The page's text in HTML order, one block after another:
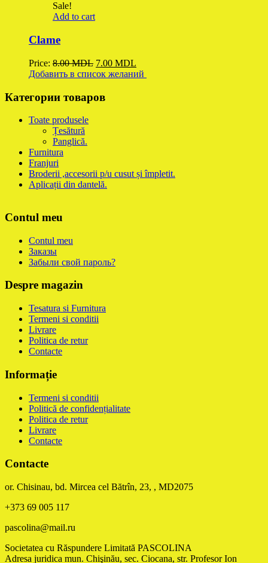
Sale!
Add to cart
Clame
Price: 8.00MDL Original
price
8.00 MDL.
7.00 MDL
price
Добавить в список желаний
Категории товаров
Toate produsele
Țesătură
Panglică.
Furnitura
Franjuri
Broderii ,accesorii p/u cusut și împletit.
Aplicații din dantelă.
Contul meu
Contul meu
Заказы
Забыли свой пароль?
Despre magazin
Tesatura si Furnitura
Termeni si conditii
Livrare
Politica de retur
Contacte
Informație
Termeni si conditii
Politică de confidențialitate
Politica de retur
Livrare
Contacte
Contacte
or. Chisinau, bd. Mircea cel Bătrîn, 23, , MD2075
+373 69 005 117
pascolina@mail.ru
Societatea cu Răspundere Limitată PASCOLINA
Adresa juridica mun. Chişinău, sec. Ciocana, str. Profesor Ion